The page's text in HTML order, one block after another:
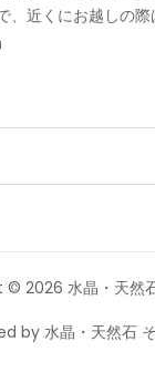
、近くにお越しの
2026 水晶・天然
by 水晶・天然石